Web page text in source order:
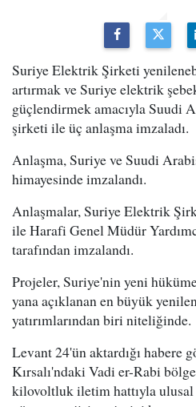
Suriye Elektrik Şirketi
artırmak ve Suriye elektrik
güçlendirmek amacıyla Suudi
şirketi ile üç anlaşma imzaladı.
Anlaşma, Suriye ve Suudi
himayesinde imzalandı.
Anlaşmalar, Suriye Elektrik
ile Harafi Genel Müdür
tarafından imzalandı.
Projeler, Suriye'nin yeni
yana açıklanan en büyük
yatırımlarından biri niteliğinde.
Levant 24'ün aktardığı habere
Kırsalı'ndaki Vadi er-Rabi
kilovoltluk iletim hattıyla ulusal